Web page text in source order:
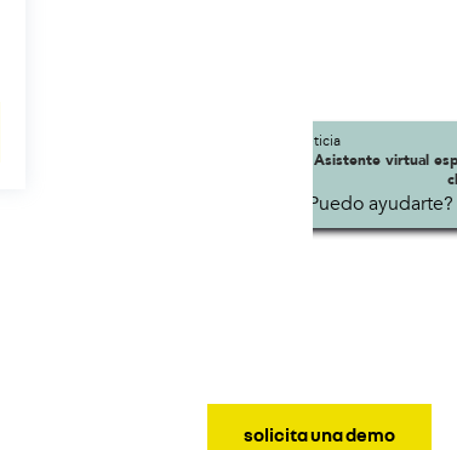
solicita una demo